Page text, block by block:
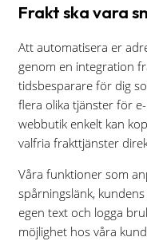
Media
Coworkers
Job
&
career
News
archive
Contact
us
Frakt ska vara
Att automatisera er
genom en integration
tidsbesparare för dig
flera olika tjänster för
webbutik enkelt kan
valfria frakttjänster
Våra funktioner som
spårningslänk,
egen text och logga
möjlighet hos våra